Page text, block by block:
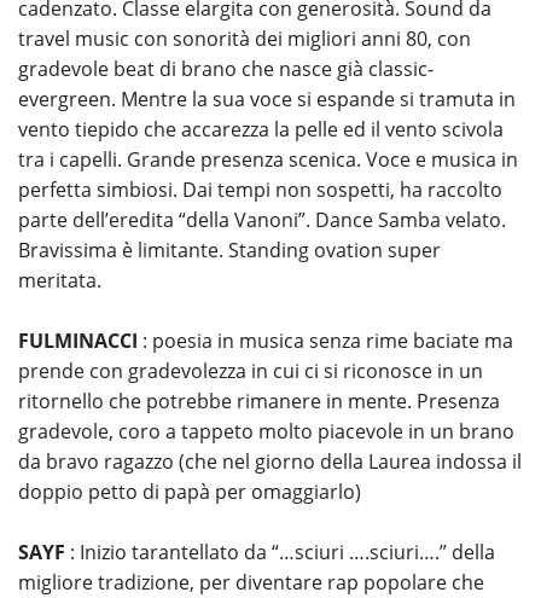
cadenzato. Classe elargita con generosità. Sound da
travel music con sonorità dei migliori anni 80, con
gradevole beat di brano che nasce già classic-
evergreen. Mentre la sua voce si espande si tramuta in
vento tiepido che accarezza la pelle ed il vento scivola
tra i capelli. Grande presenza scenica. Voce e musica in
perfetta simbiosi. Dai tempi non sospetti, ha raccolto
parte dell’eredita “della Vanoni”. Dance Samba velato.
Bravissima è limitante. Standing ovation super
meritata.
FULMINACCI : poesia in musica senza rime baciate ma
prende con gradevolezza in cui ci si riconosce in un
ritornello che potrebbe rimanere in mente. Presenza
gradevole, coro a tappeto molto piacevole in un brano
da bravo ragazzo (che nel giorno della Laurea indossa il
doppio petto di papà per omaggiarlo)
SAYF : Inizio tarantellato da “…sciuri ….sciuri….” della
migliore tradizione, per diventare rap popolare che